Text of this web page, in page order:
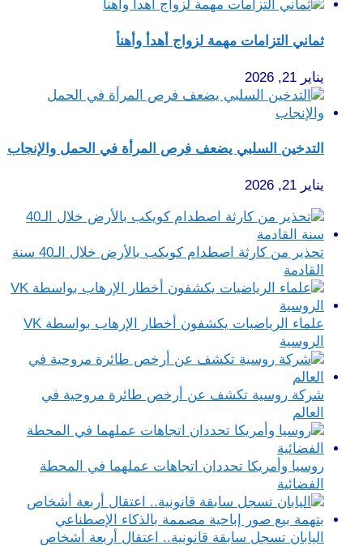
ثماني التزامات مهمة لزواج أهدأ وأهنأ
يناير 21, 2026
التدخين السلبي يضعف فرص المرأة في الحمل والإنجاب
يناير 21, 2026
تحذير من كارثة اصطدام كويكب بالأرض خلال الـ40 سنة
القادمة
علماء الرياضيات يكشفون أخطار الإرهاب بواسطة VK
الروسية
شركة روسية تكشف عن أرخص طائرة مروحية في
العالم
روسيا وأمريكا تحددان اتجاهات عملهما في المحطة
الفضائية
اليابان تسجل سابقة قانونية.. اعتقال أربعة أشخاص